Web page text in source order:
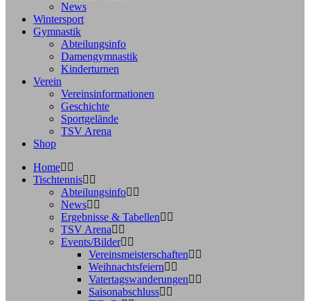
News
Wintersport
Gymnastik
Abteilungsinfo
Damengymnastik
Kinderturnen
Verein
Vereinsinformationen
Geschichte
Sportgelände
TSV Arena
Shop
Home
Tischtennis
Abteilungsinfo
News
Ergebnisse & Tabellen
TSV Arena
Events/Bilder
Vereinsmeisterschaften
Weihnachtsfeiern
Vatertagswanderungen
Saisonabschluss